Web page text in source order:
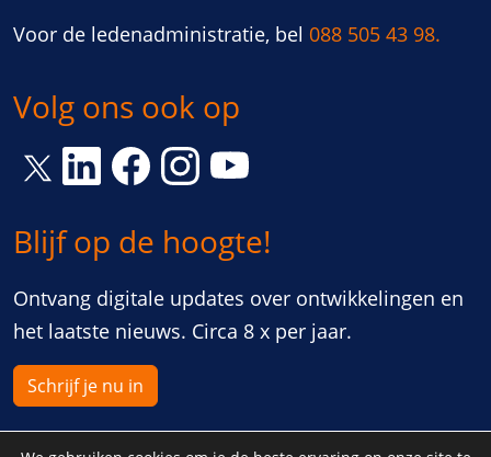
Voor de ledenadministratie, bel 088 505 43 98.
Volg ons ook op
Link opent een nieuw venster
Link opent een nieuw venster
Link opent een nieuw venster
Link opent een nieuw venster
Link opent een nieuw
Blijf op de hoogte!
Ontvang digitale updates over ontwikkelingen en
het laatste nieuws. Circa 8 x per jaar.
Schrijf je nu in